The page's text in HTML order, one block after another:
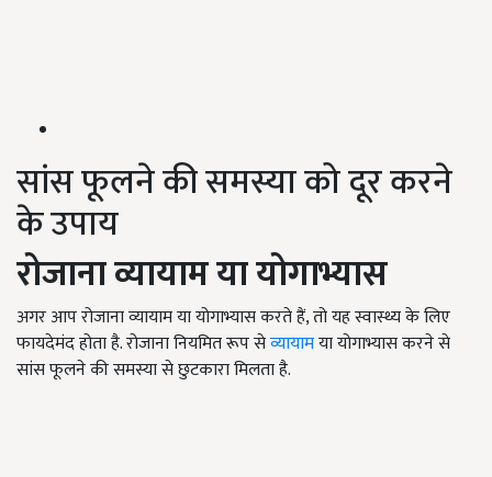
सांस फूलने की समस्या को दूर करने
के उपाय
रोजाना व्यायाम या योगाभ्यास
अगर आप रोजाना व्यायाम या योगाभ्यास करते हैं, तो यह स्वास्थ्य के लिए
फायदेमंद होता है. रोजाना नियमित रूप सेव्यायामया योगाभ्यास करने से
सांस फूलने की समस्या से छुटकारा मिलता है.